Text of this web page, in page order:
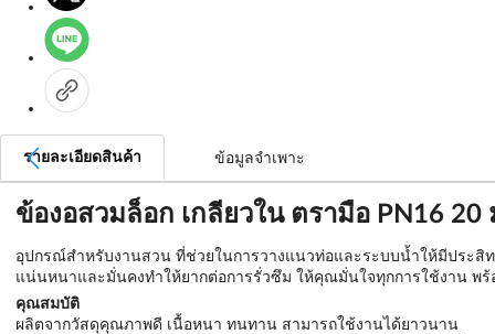
รายละเอียดสินค้า ข้อมูลจำเพาะ
ข้องอสวมล็อก เกลียวใน ตรามือ PN16
อุปกรณ์สำหรับงานสวน ที่ช่วยในการวางแนวท่อและระบบน้ำให้มีประ
แน่นหนาและมั่นคงทำให้ยากต่อการรั่วซึม ให้คุณมั่นใจทุกการใช้งาน พร้
คุณสมบัติ
ผลิตจากวัสดุคุณภาพดี เนื้อหนา ทนทาน สามารถใช้งานได้ยาวนาน